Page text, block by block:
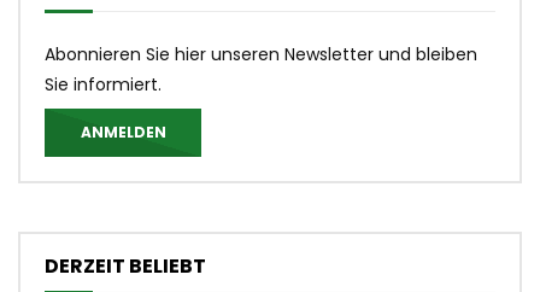
Abonnieren Sie hier unseren Newsletter und bleiben
Sie informiert.
ANMELDEN
DERZEIT BELIEBT